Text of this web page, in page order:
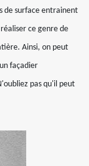
de surface entrainent
ce genre de
Ainsi, on peut
façadier
pas qu'il peut